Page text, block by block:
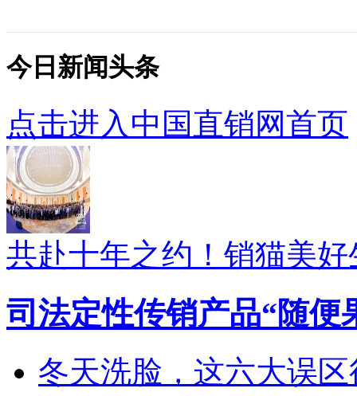
今日新闻头条
点击进入中国直销网首页
共赴十年之约！销猫美
司法定性传销产品“随便
冬天洗脸，这六大误